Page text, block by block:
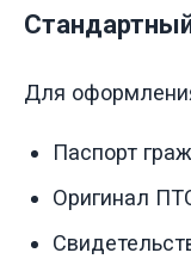
Для
Паспорт
Оригинал